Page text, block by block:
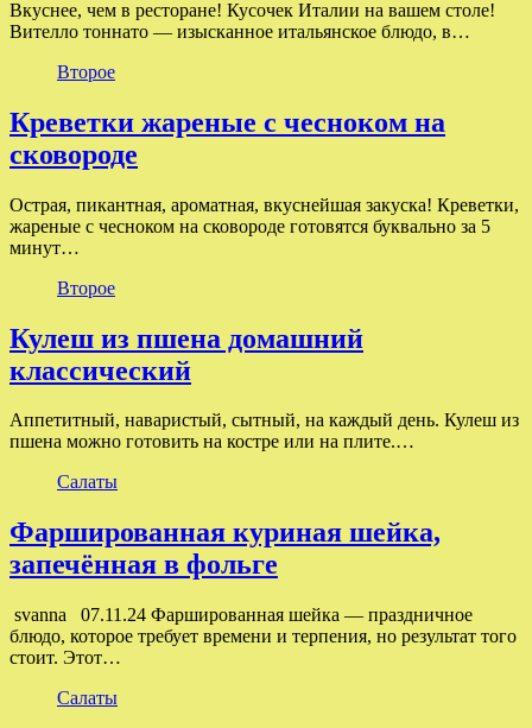
Вкуснее, чем в ресторане! Кусочек Италии на вашем столе!
Вителло тоннато — изысканное итальянское блюдо, в…
Второе
Креветки жареные с чесноком на
сковороде
Острая, пикантная, ароматная, вкуснейшая закуска! Креветки,
жареные с чесноком на сковороде готовятся буквально за 5
минут…
Второе
Кулеш из пшена домашний
классический
Аппетитный, наваристый, сытный, на каждый день. Кулеш из
пшена можно готовить на костре или на плите.…
Салаты
Фаршированная куриная шейка,
запечённая в фольге
svanna 07.11.24 Фаршированная шейка — праздничное
блюдо, которое требует времени и терпения, но результат того
стоит. Этот…
Салаты